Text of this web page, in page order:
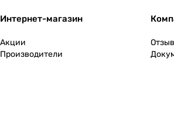
Интернет-магазин
Акции
Производители